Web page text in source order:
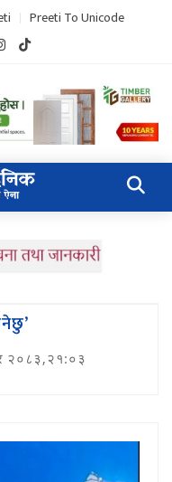
Preeti To Unicode
२०८३,२१:०३